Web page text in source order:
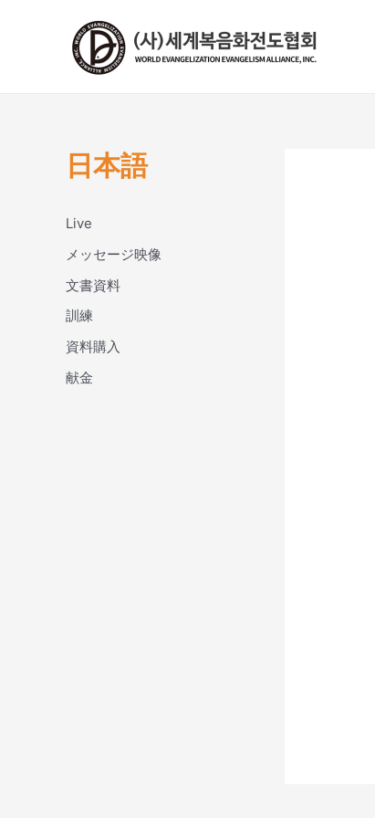
日本語
Live
メッセージ映像
文書資料
訓練
資料購入
献金